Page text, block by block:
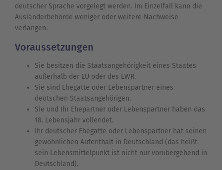
deutscher Sprache vorgelegt werden. Im Einzelfall kann die
Ausländerbehörde weniger oder weitere Nachweise
verlangen.
Voraussetzungen
Sie besitzen die Staatsangehörigkeit eines Staates
außerhalb der EU oder des EWR.
Sie sind Ehegatte oder Lebenspartner eines
deutschen Staatsangehörigen.
Sie und Ihr Ehepartner oder Lebenspartner haben das
18. Lebensjahr vollendet.
Ihr deutscher Ehegatte oder Lebenspartner hat seinen
gewöhnlichen Aufenthalt in Deutschland (das heißt
sein Lebensmittelpunkt ist nicht nur vorübergehend in
Deutschland).